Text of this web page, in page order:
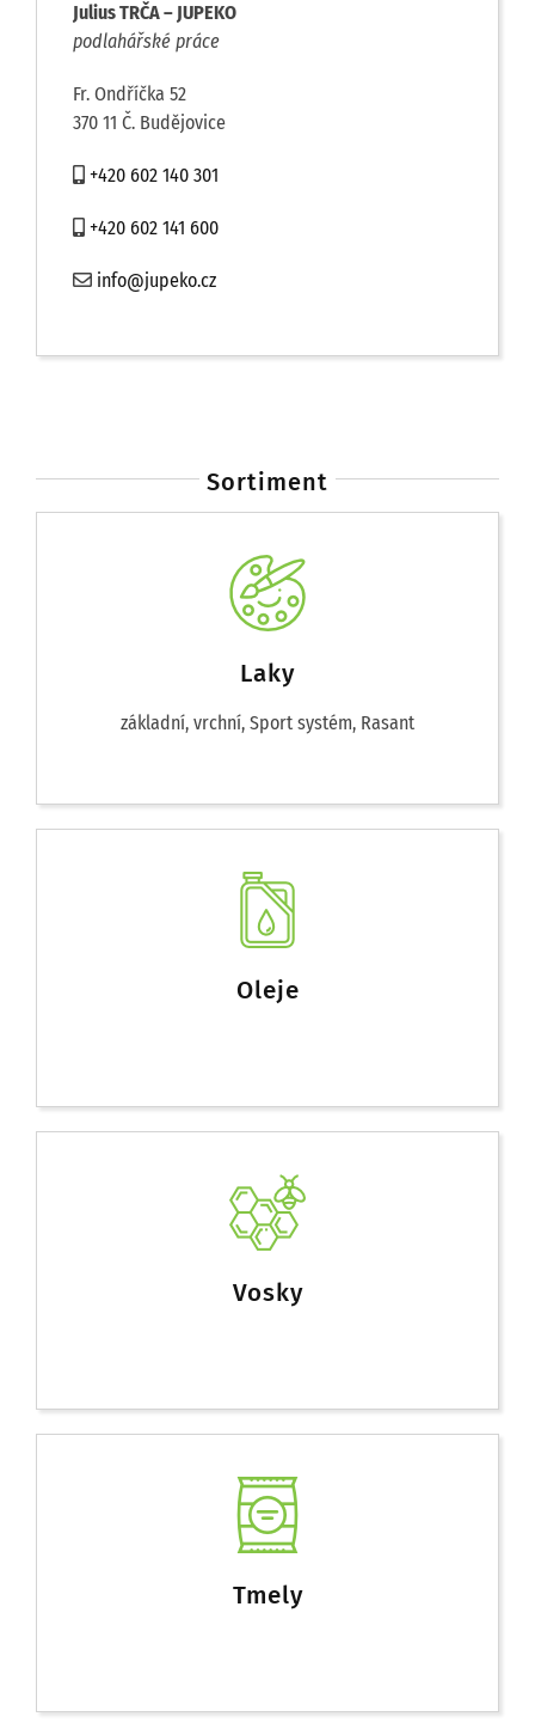
Korkové podlahy
PVC podlahy
Přírodní linoleum
Julius TRČA – JUPEKO
podlahářské práce
Fr. Ondříčka 52
370 11 Č. Budějovice
+420 602 140 301
+420 602 141 600
info@jupeko.cz
Sortiment
Laky
základní, vrchní, Sport systém, Rasant
Oleje
Vosky
Tmely